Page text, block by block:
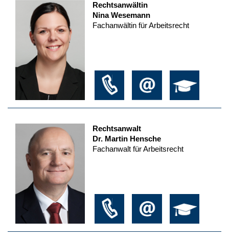
Rechtsanwältin
Nina Wesemann
Fachanwältin für Arbeitsrecht
Rechtsanwalt
Dr. Martin Hensche
Fachanwalt für Arbeitsrecht